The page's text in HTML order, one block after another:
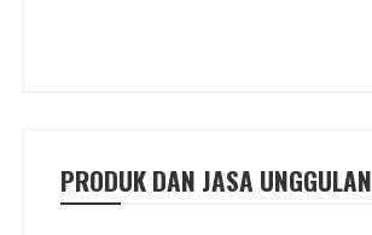
PRODUK DAN JASA UNGGULAN